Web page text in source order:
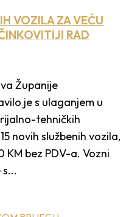
VOZILA ZA VEĆU
RAD
Županije
je s ulaganjem u
tehničkih
novih službenih vozila,
KM bez PDV-a. Vozni